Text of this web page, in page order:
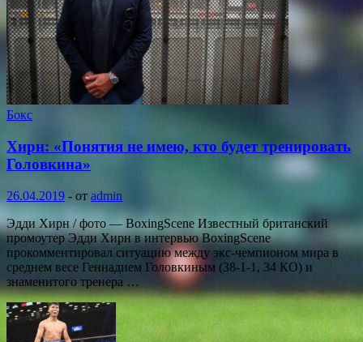
Бокс
Хирн: «Понятия не имею, кто будет тренировать
Головкина»
26.04.2019 - от admin
Эдди Хирн / фото — BoxingScene Известный британский
промоутер Эдди Хирн в интервью BoxingScene
прокомментировал ситуацию между экс-чемпионом мира в
среднем весе Геннадием Головкиным (38-1-1, 34 КО) и
знаменитого тренера …